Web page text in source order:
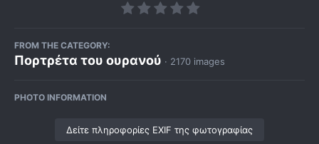
FROM THE CATEGORY:
Πορτρέτα του ουρανού · 2170 images
PHOTO INFORMATION
Δείτε πληροφορίες EXIF της φωτογραφίας